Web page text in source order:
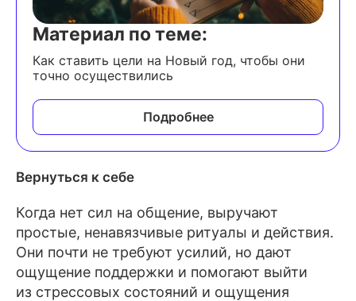
Материал по теме:
Как ставить цели на Новый год, чтобы они
точно осуществились
Подробнее
Вернуться к себе
Когда нет сил на общение, выручают
простые, ненавязчивые ритуалы и действия.
Они почти не требуют усилий, но дают
ощущение поддержки и помогают выйти
из стрессовых состояний и ощущения